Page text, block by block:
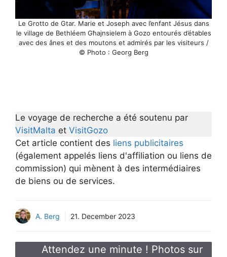
Le Grotto de Gtar. Marie et Joseph avec l’enfant Jésus dans
le village de Bethléem Għajnsielem à Gozo entourés d’étables
avec des ânes et des moutons et admirés par les visiteurs /
© Photo : Georg Berg
Le voyage de recherche a été soutenu par
VisitMalta et VisitGozo
Cet article contient des liens publicitaires
(également appelés liens d'affiliation ou liens de
commission) qui mènent à des intermédiaires
de biens ou de services.
A. Berg 21. December 2023
Attendez une minute ! Photos sur